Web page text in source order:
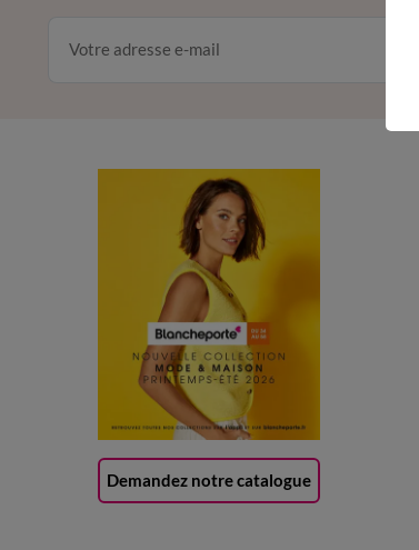
Demandez notre catalogue